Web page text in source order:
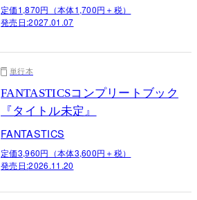
定価1,870円（本体1,700円＋税）
発売日:2027.01.07
単行本
FANTASTICSコンプリートブック
『タイトル未定』
FANTASTICS
定価3,960円（本体3,600円＋税）
発売日:2026.11.20